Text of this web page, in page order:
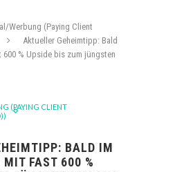
Werbung (Paying Client
Aktueller Geheimtipp: Bald
% Upside bis zum jüngsten
(PAYING CLIENT
BALD IM
MIT FAST 600 %